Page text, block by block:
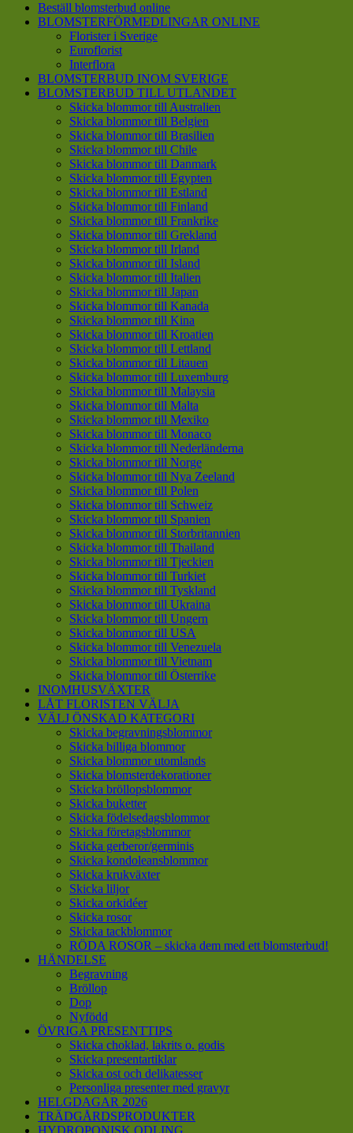
Beställ blomsterbud online
BLOMSTERFÖRMEDLINGAR ONLINE
Florister i Sverige
Euroflorist
Interflora
BLOMSTERBUD INOM SVERIGE
BLOMSTERBUD TILL UTLANDET
Skicka blommor till Australien
Skicka blommor till Belgien
Skicka blommor till Brasilien
Skicka blommor till Chile
Skicka blommor till Danmark
Skicka blommor till Egypten
Skicka blommor till Estland
Skicka blommor till Finland
Skicka blommor till Frankrike
Skicka blommor till Grekland
Skicka blommor till Irland
Skicka blommor till Island
Skicka blommor till Italien
Skicka blommor till Japan
Skicka blommor till Kanada
Skicka blommor till Kina
Skicka blommor till Kroatien
Skicka blommor till Lettland
Skicka blommor till Litauen
Skicka blommor till Luxemburg
Skicka blommor till Malaysia
Skicka blommor till Malta
Skicka blommor till Mexiko
Skicka blommor till Monaco
Skicka blommor till Nederländerna
Skicka blommor till Norge
Skicka blommor till Nya Zeeland
Skicka blommor till Polen
Skicka blommor till Schweiz
Skicka blommor till Spanien
Skicka blommor till Storbritannien
Skicka blommor till Thailand
Skicka blommor till Tjeckien
Skicka blommor till Turkiet
Skicka blommor till Tyskland
Skicka blommor till Ukraina
Skicka blommor till Ungern
Skicka blommor till USA
Skicka blommor till Venezuela
Skicka blommor till Vietnam
Skicka blommor till Österrike
INOMHUSVÄXTER
LÅT FLORISTEN VÄLJA
VÄLJ ÖNSKAD KATEGORI
Skicka begravningsblommor
Skicka billiga blommor
Skicka blommor utomlands
Skicka blomsterdekorationer
Skicka bröllopsblommor
Skicka buketter
Skicka födelsedagsblommor
Skicka företagsblommor
Skicka gerberor/germinis
Skicka kondoleansblommor
Skicka krukväxter
Skicka liljor
Skicka orkidéer
Skicka rosor
Skicka tackblommor
RÖDA ROSOR – skicka dem med ett blomsterbud!
HÄNDELSE
Begravning
Bröllop
Dop
Nyfödd
ÖVRIGA PRESENTTIPS
Skicka choklad, lakrits o. godis
Skicka presentartiklar
Skicka ost och delikatesser
Personliga presenter med gravyr
HELGDAGAR 2026
TRÄDGÅRDSPRODUKTER
HYDROPONISK ODLING